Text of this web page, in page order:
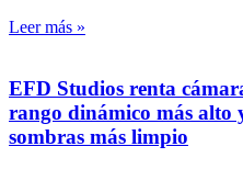
Leer más »
EFD Studios renta
rango dinámico más alto
sombras más limpio